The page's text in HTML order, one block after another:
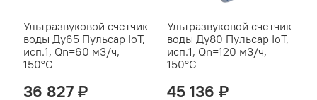
Ультразвуковой счетчик
воды Ду65 Пульсар IoT,
исп.1, Qn=60 м3/ч,
150°C
36 827 ₽
Ультразвуковой счетчик
воды Ду80 Пульсар IoT,
исп.1, Qn=120 м3/ч,
150°C
45 136 ₽